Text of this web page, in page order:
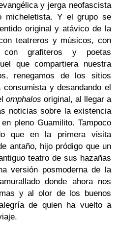
y jerga neofascista
micheletista. Y el grupo se
original y atávico de la
teatreros y músicos, con
grafiteros y poetas
que compartiera nuestra
renegamos de los sitios
y desandando el
omphalos original, al llegar a
noticias sobre la existencia
en pleno Guamilito. Tampoco
que en la primera visita
antaño, hijo pródigo que un
teatro de sus hazañas
versión posmoderna de la
donde ahora nos
y al olor de los buenos
de quien ha vuelto a